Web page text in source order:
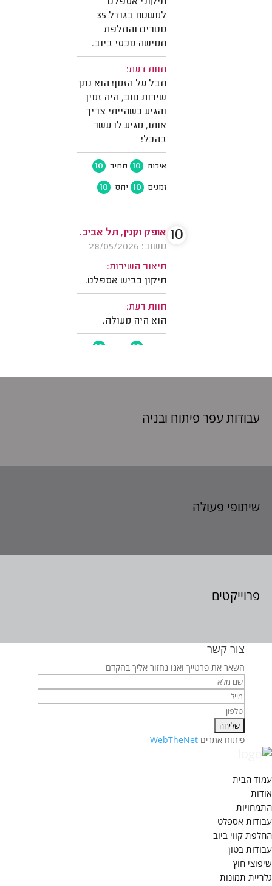
עבודות עפר פיתוח ובניה
שיתופי פעולה
פרוייקטים
צור קשר
השאר את פרטייך ואנו נחזור אליך בהקדם
פיתוח אתרים WebTheNet
עמוד הבית
אודות
התמחויות
עבודות אספלט
החלפת קווי ביוב
עבודות בטון
שיפוצי חוץ
גלריית תמונות